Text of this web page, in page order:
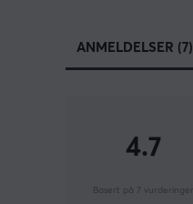
ANMELDELSER (7)
4.7
Basert på 7 vurderinger